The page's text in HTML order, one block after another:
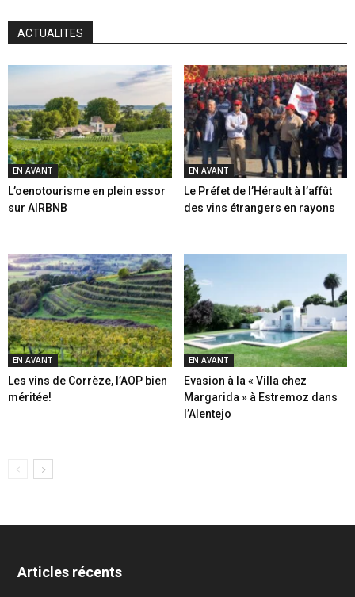
ACTUALITES
EN AVANT
L’oenotourisme en plein essor
sur AIRBNB
EN AVANT
Le Préfet de l’Hérault à l’affût
des vins étrangers en rayons
EN AVANT
Les vins de Corrèze, l’AOP bien
méritée!
EN AVANT
Evasion à la « Villa chez
Margarida » à Estremoz dans
l’Alentejo
Articles récents